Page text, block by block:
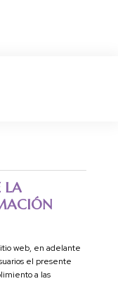
LA
web, en adelante
el presente
a las